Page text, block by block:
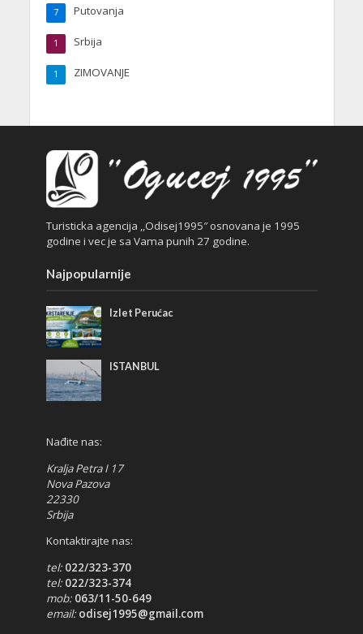
Putovanja
7
Turska
1 Srbija
1
ZIMOVANJE
1
Turisticka agencija ,,Odisej1995″ osnovana je 1995
godine i vec je sa Vama punih 27 godine.
Najpopularnije
Izlet Perućac
ISTANBUL
Nađite nas:
Kralja Petra I 17
Nova Pazova
22330
Srbija
Kontaktirajte nas:
tel: 022/323-370
tel: 022/323-374
mob: 063/11-50-649
email: odisej1995@gmail.com